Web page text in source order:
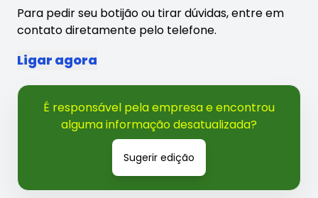
Para pedir seu botijão ou tirar dúvidas, entre em
contato diretamente pelo telefone.
Ligar agora
É responsável pela empresa e encontrou
alguma informação desatualizada?
Sugerir edição